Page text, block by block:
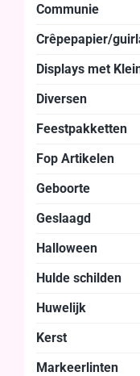
Communie
Crêpepapier/
Displays met
Diversen
Feestpakketten
Fop Artikelen
Geboorte
Geslaagd
Halloween
Hulde schilden
Huwelijk
Kerst
Markeerlinten